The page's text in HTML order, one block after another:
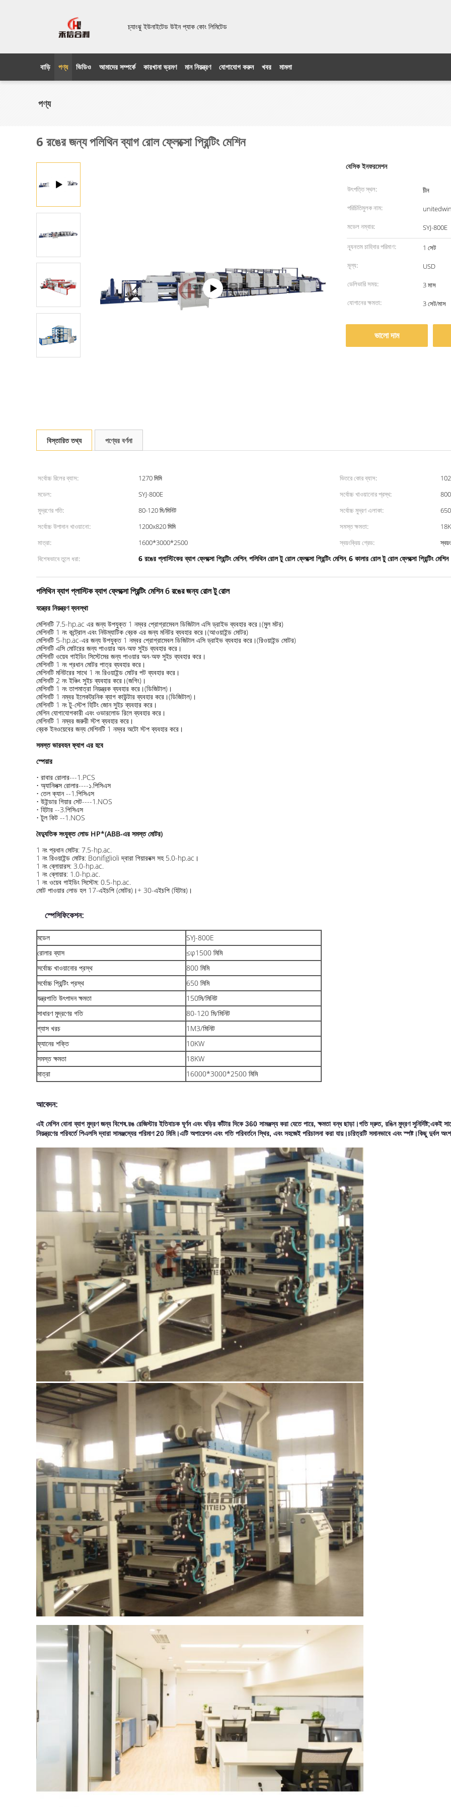
চ্যাংঝু ইউনাইটেড উইন প্যাক কোং লিমিটেড
বাড়ি পণ্য ভিডিও আমাদের সম্পর্কে কারখানা ভ্রমণ মান নিয়ন্ত্রণ যোগাযোগ করুন খবর মামলা
পণ্য
6 রঙের জন্য পলিথিন ব্যাগ রোল ফ্লেক্সো প্রিন্টিং মেশিন
বেসিক ইনফরমেশন
উৎপত্তি স্থল:
চীন
পরিচিতিমুলক নাম:
unitedwin
মডেল নম্বার:
SYJ-800E
ন্যূনতম চাহিদার পরিমাণ:
1 সেট
মূল্য:
USD
ডেলিভারি সময়:
3 মাস
যোগানের ক্ষমতা:
3 সেট/মাস
ভালো দাম
বিস্তারিত তথ্য পণ্যের বর্ণনা
সর্বোচ্চ রিলের ব্যাস: 1270 মিমি ভিতরে কোর ব্যাস:
102
মডেল:
SYJ-800E সর্বোচ্চ খাওয়ানোর প্রস্থ:
800
মুদ্রণের গতি:
80-120 মি/মিনিট সর্বোচ্চ মুদ্রণ এলাকা:
650
সর্বোচ্চ উপাদান খাওয়ানো:
1200x820 মিমি সমস্ত ক্ষমতা:
মাত্রা:
1600*3000*2500 স্বয়ংক্রিয় গ্রেড:
বিশেষভাবে তুলে ধরা:
6 রঙের প্লাস্টিকের ব্যাগ ফ্লেক্সো প্রিন্টিং মেশিন, পলিথিন রোল টু রোল ফ্লেক্সো প্রিন্টিং মেশিন, 6 কালার রোল টু রোল ফ্লেক্সো প্রিন্টিং মেশিন
পলিথিন ব্যাগ প্লাস্টিক ব্যাগ ফ্লেক্সো প্রিন্টিং মেশিন 6 রঙের জন্য রোল টু রোল
যন্ত্রের নিয়ন্ত্রণ ব্যবস্থা
মেশিনটি 7.5-hp.ac এর জন্য উপযুক্ত 1 নম্বর প্রোগ্রামেবল ডিজিটাল এসি ড্রাইভ ব্যবহার করে।(মুল মটর)
মেশিনটি 1 নং কন্ট্রোল এবং নিউম্যাটিক ব্রেক এর জন্য মনিটর ব্যবহার করে।(আওয়াইন্ড মোটর)
মেশিনটি 5-hp.ac-এর জন্য উপযুক্ত 1 নম্বর প্রোগ্রামেবল ডিজিটাল এসি ড্রাইভ ব্যবহার করে।(রিওয়াইন্ড মোটর)
মেশিনটি এসি মোটরের জন্য পাওয়ার অন-অফ সুইচ ব্যবহার করে।
মেশিনটি ওয়েব গাইডিং সিস্টেমের জন্য পাওয়ার অন-অফ সুইচ ব্যবহার করে।
মেশিনটি 1 নং প্রধান মোটর পাত্র ব্যবহার করে।
মেশিনটি মনিটরের সাথে 1 নং রিওয়াইন্ড মোটর পট ব্যবহার করে।
মেশিনটি 2 নং ইঞ্চিং সুইচ ব্যবহার করে।(জগিং)।
মেশিনটি 1 নং তাপমাত্রা নিয়ন্ত্রক ব্যবহার করে।(ডিজিটাল)।
মেশিনটি 1 নম্বর ইলেকট্রনিক ব্যাগ কাউন্টার ব্যবহার করে।(ডিজিটাল)।
মেশিনটি 1 নং টু-স্টেপ হিটিং জোন সুইচ ব্যবহার করে।
মেশিন যোগাযোগকারী এবং ওভারলোড রিলে ব্যবহার করে।
মেশিনটি 1 নম্বর জরুরী স্টপ ব্যবহার করে।
ব্রেক ইনওয়েবের জন্য মেশিনটি 1 নম্বর অটো স্টপ ব্যবহার করে।
সমস্ত ভারবহন ফ্যাগ এর হবে
স্পেয়ার
• রাবার রোলার---1.PCS
• অ্যানিলক্স রোলার----১.পিসিএস
• তেল ক্যান --1.পিসিএস
• উইন্ডার গিয়ার সেট----1.NOS
• হিটার --3.পিসিএস
• টুল কিট --1.NOS
বৈদ্যুতিক সংযুক্ত লোড HP*(ABB-এর সমস্ত মোটর)
1 নং প্রধান মোটর: 7.5-hp.ac.
1 নং রিওয়াইন্ড মোটর: Bonifiglioli দ্বারা গিয়ারবক্স সহ 5.0-hp.ac।
1 নং ব্লোয়ারস: 3.0-hp.ac.
1 নং ব্লোয়ার: 1.0-hp.ac.
1 নং ওয়েব গাইডিং সিস্টেম: 0.5-hp.ac.
মোট পাওয়ার লোড হল 17-এইচপি (মোটর)।+ 30-এইচপি (হিটার)।
স্পেসিফিকেশন:
মডেল
SYJ-800E
রোলার ব্যাস
≤φ1500 মিমি
সর্বোচ্চ খাওয়ানোর প্রস্থ
800 মিমি
সর্বোচ্চ প্রিন্টিং প্রস্থ
650 মিমি
যন্ত্রপাতি উৎপাদন ক্ষমতা
150মি/মিনিট
সাধারণ মুদ্রণের গতি
80-120 মি/মিনিট
গ্যাস খরচ
1M3/মিনিট
ফ্যানের শক্তি
10KW
সমস্ত ক্ষমতা
18KW
মাত্রা
16000*3000*2500 মিমি
আবেদন:
এই মেশিন বোনা ব্যাগ মুদ্রণ জন্য বিশেষ.রঙ রেজিস্টার ইতিবাচক ঘূর্ণন এবং ঘড়ির কাঁটার দিকে 360 সামঞ্জস্য করা যেতে পারে, ক্ষমতা বন্ধ ছাড়া।গতি দ্রুত, রঙিন মুদ্রণ সুনির্দিষ্ট;একই
নিয়ন্ত্রণের পরিবর্তে পিএলসি দ্বারা সামঞ্জস্যের পরিমাণ 20 মিমি।এটি অপারেশন এবং গতি পরিবর্তনে স্থির, এবং সহজেই পরিচালনা করা যায়।চরিত্রটি সমানভাবে এবং স্পষ্ট।কিছু দুর্বল